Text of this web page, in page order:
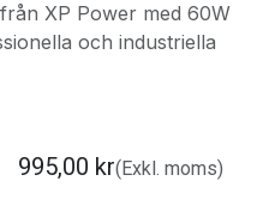
XP Power med 60W
och industriella
995,00 kr(Exkl. moms)